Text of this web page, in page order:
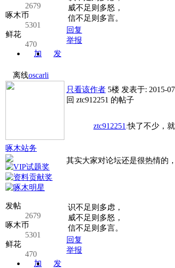
2679
啄木币
5301
鲜花
470
加
发
威不足则多怒，
信不足则多言。
回复
举报
离线oscarli
啄木站务
发帖
2679
啄木币
5301
鲜花
470
加
发
只看该作者 5楼 发表于: 2015-
回 ztc912251 的帖子
ztc912251 :快了不少，
其实大家对论坛还是很热情的
识不足则多虑，
威不足则多怒，
信不足则多言。
回复
举报